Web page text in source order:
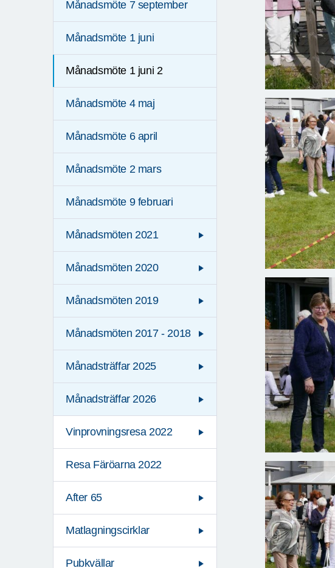
Månadsmöte 7 september
Månadsmöte 1 juni
Månadsmöte 1 juni 2
Månadsmöte 4 maj
Månadsmöte 6 april
Månadsmöte 2 mars
Månadsmöte 9 februari
Månadsmöten 2021
Månadsmöten 2020
Månadsmöten 2019
Månadsmöten 2017 - 2018
Månadsträffar 2025
Månadsträffar 2026
Vinprovningsresa 2022
Resa Färöarna 2022
After 65
Matlagningscirklar
Pubkvällar